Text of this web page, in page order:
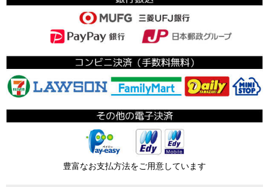
豊富なお支払方法をご用意しています